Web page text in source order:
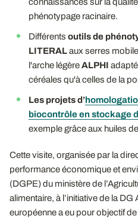
phénotypage racinaire.
Différents outils de
LITERALaux serres
l'arche légèreALPHI
céréales qu'à celles de la
Les projets d’
biocontrôle en stockage
exemple grâce aux huiles
Cette visite, organisée par la
performance économique et
(DGPE) du ministère de
alimentaire, à l’initiative de la
européenne a eu pour objectif